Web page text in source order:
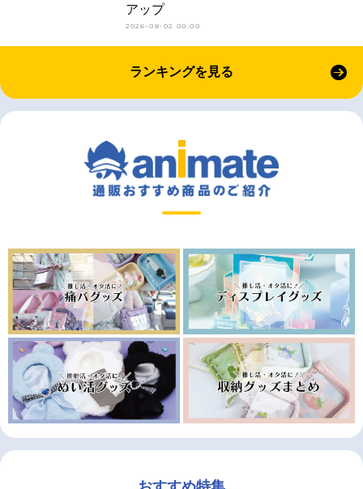
アップ
2026-08-02 00:00
ランキングを見る